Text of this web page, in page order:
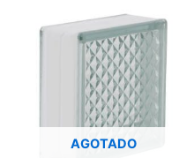
AGOTADO